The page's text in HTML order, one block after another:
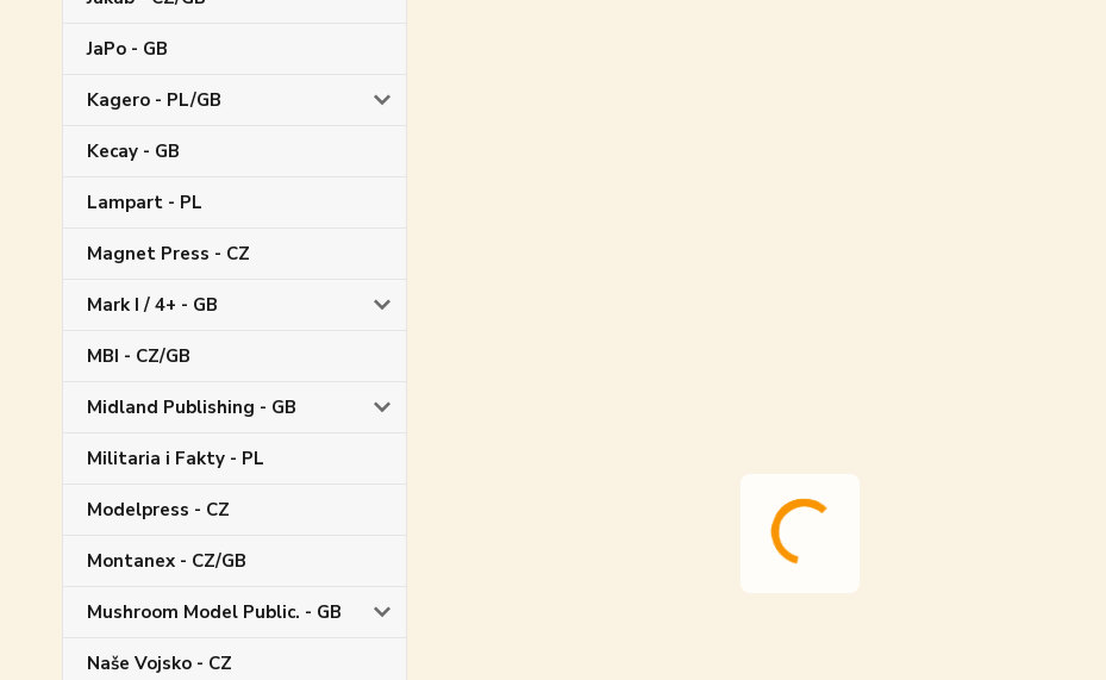
JaPo - GB
Kagero - PL/GB
Kecay - GB
Lampart - PL
Magnet Press - CZ
Mark I / 4+ - GB
MBI - CZ/GB
Midland Publishing - GB
Militaria i Fakty - PL
Modelpress - CZ
Montanex - CZ/GB
Mushroom Model Public. - GB
Naše Vojsko - CZ